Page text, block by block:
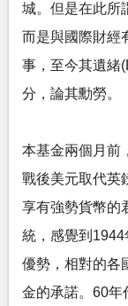
城。但是在此所
而是與國際財經
事，至今其遺緒
分，論其勳勞。
本基金兩個月前
戰後美元取代英
享有強勢貨幣的
統，感覺到
優勢，相對的各
金的承諾。60年